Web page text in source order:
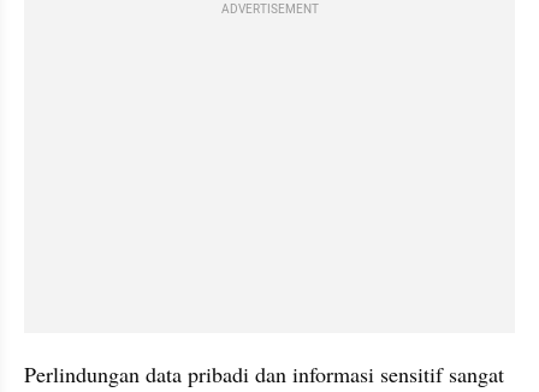
ADVERTISEMENT
Perlindungan data pribadi dan informasi sensitif sangat